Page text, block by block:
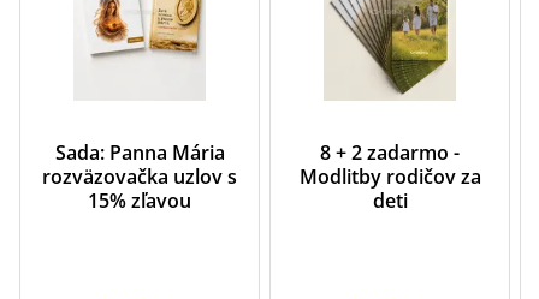
Sada: Panna Mária
rozväzovačka uzlov s
15% zľavou
8 + 2 zadarmo -
Modlitby rodičov za
deti